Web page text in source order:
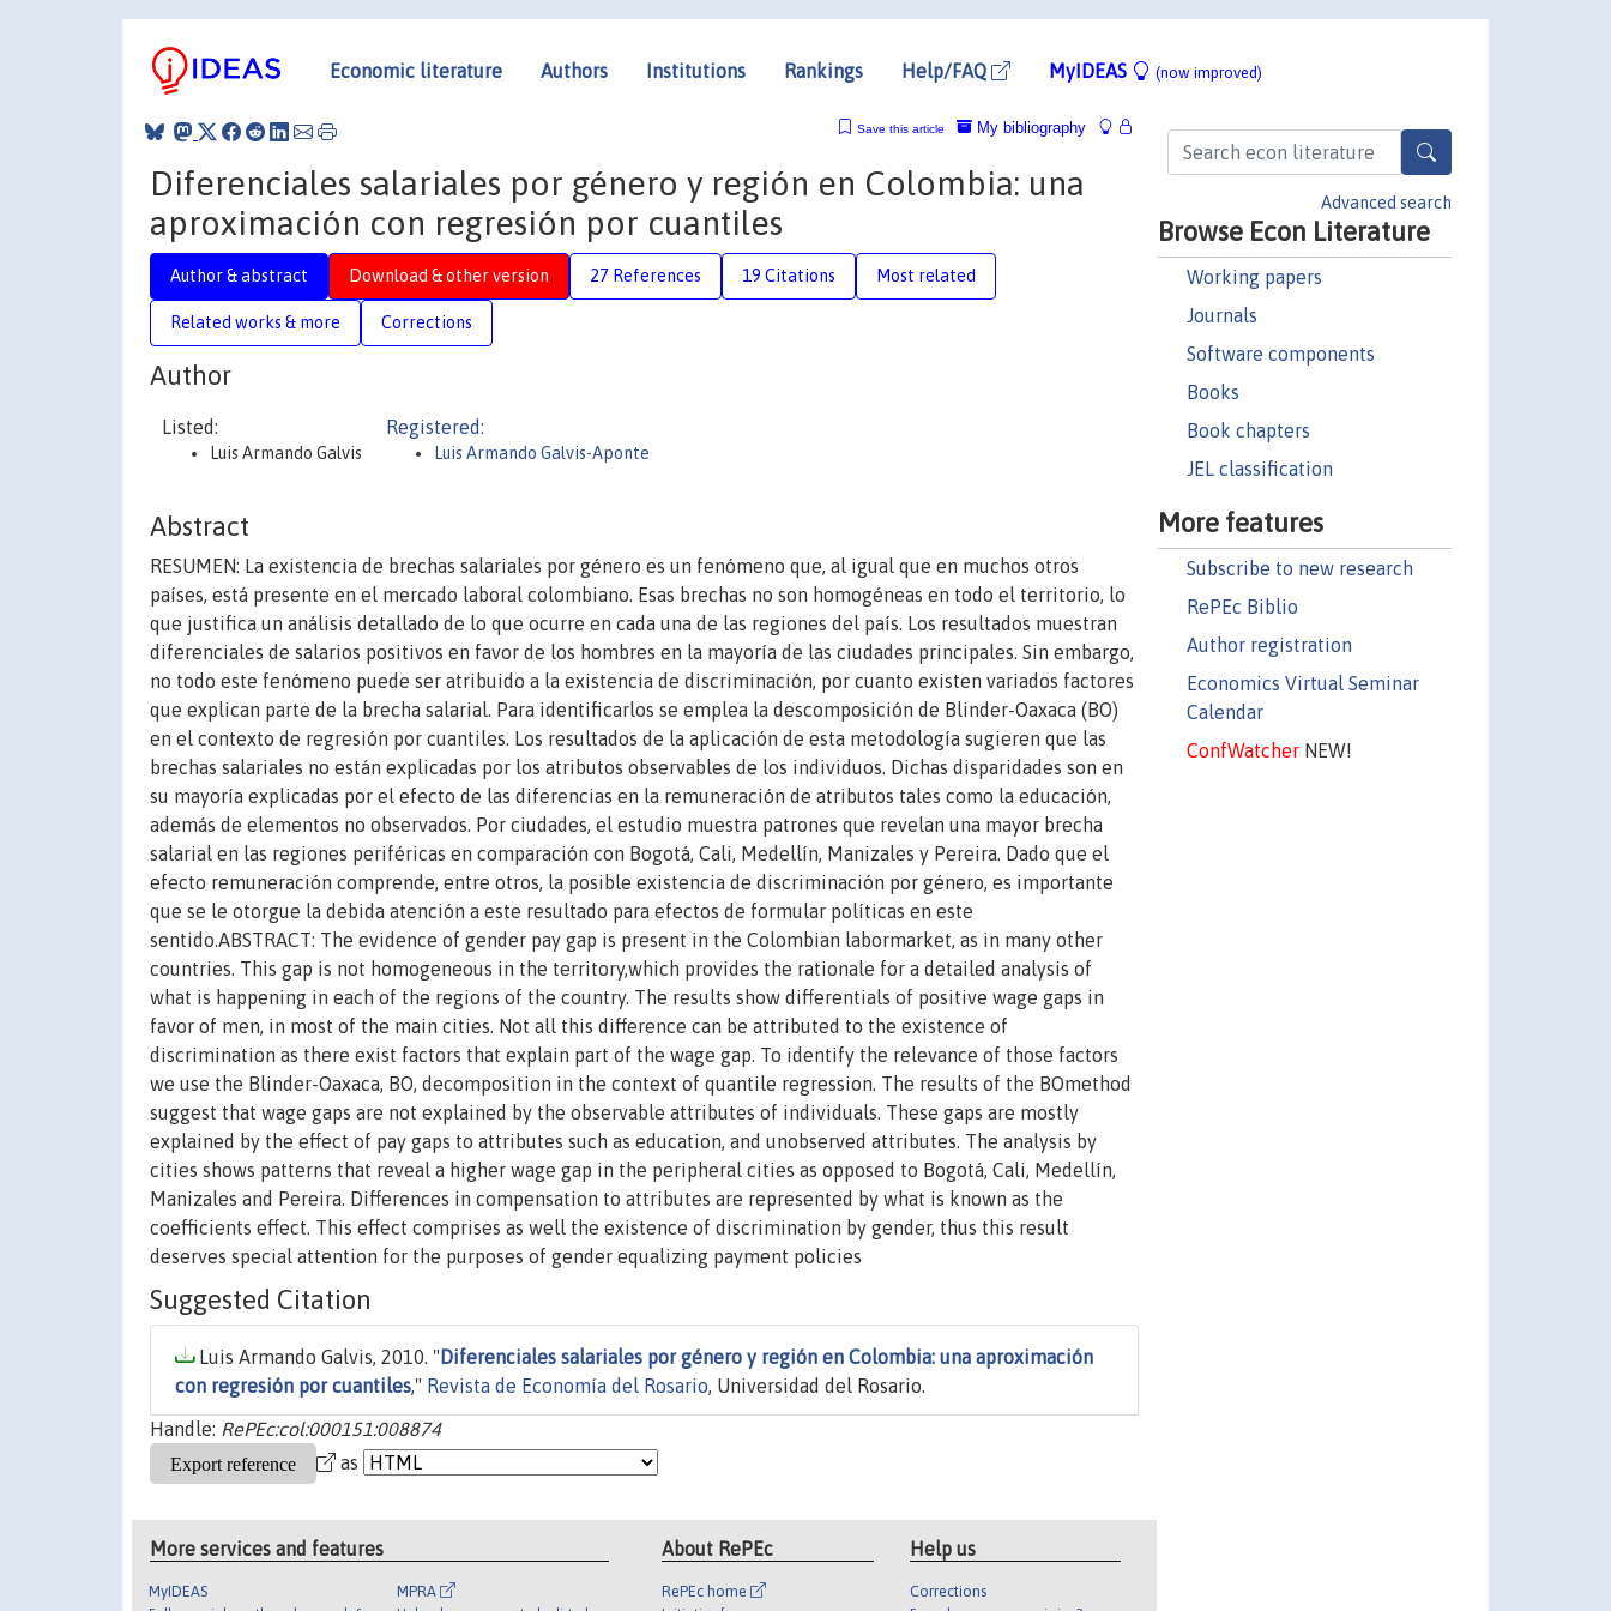
Economic literature Authors Institutions Rankings Help/FAQ MyIDEAS (now improved)
Advanced search
Browse Econ Literature
Working papers
Journals
Software components
Books
Book chapters
JEL classification
More features
Subscribe to new research
RePEc Biblio
Author registration
Economics Virtual Seminar
Calendar
ConfWatcherNEW!
My bibliography
Save this article
Diferenciales salariales por género y región en Colombia: una
aproximación con regresión por cuantiles
Author & abstract Download & other version 27 References 19 Citations Most related
Related works & more Corrections
Author
Listed:
Luis Armando Galvis
Registered:
Luis Armando Galvis-Aponte
Abstract
RESUMEN: La existencia de brechas salariales por género es un fenómeno que, al igual que en muchos otros
países, está presente en el mercado laboral colombiano. Esas brechas no son homogéneas en todo el territorio, lo
que justifica un análisis detallado de lo que ocurre en cada una de las regiones del país. Los resultados muestran
diferenciales de salarios positivos en favor de los hombres en la mayoría de las ciudades principales. Sin embargo,
no todo este fenómeno puede ser atribuido a la existencia de discriminación, por cuanto existen variados factores
que explican parte de la brecha salarial. Para identificarlos se emplea la descomposición de Blinder-Oaxaca (BO)
en el contexto de regresión por cuantiles. Los resultados de la aplicación de esta metodología sugieren que las
brechas salariales no están explicadas por los atributos observables de los individuos. Dichas disparidades son en
su mayoría explicadas por el efecto de las diferencias en la remuneración de atributos tales como la educación,
además de elementos no observados. Por ciudades, el estudio muestra patrones que revelan una mayor brecha
salarial en las regiones periféricas en comparación con Bogotá, Cali, Medellín, Manizales y Pereira. Dado que el
efecto remuneración comprende, entre otros, la posible existencia de discriminación por género, es importante
que se le otorgue la debida atención a este resultado para efectos de formular políticas en este
sentido.ABSTRACT: The evidence of gender pay gap is present in the Colombian labormarket, as in many other
countries. This gap is not homogeneous in the territory,which provides the rationale for a detailed analysis of
what is happening in each of the regions of the country. The results show differentials of positive wage gaps in
favor of men, in most of the main cities. Not all this difference can be attributed to the existence of
discrimination as there exist factors that explain part of the wage gap. To identify the relevance of those factors
we use the Blinder-Oaxaca, BO, decomposition in the context of quantile regression. The results of the BOmethod
suggest that wage gaps are not explained by the observable attributes of individuals. These gaps are mostly
explained by the effect of pay gaps to attributes such as education, and unobserved attributes. The analysis by
cities shows patterns that reveal a higher wage gap in the peripheral cities as opposed to Bogotá, Cali, Medellín,
Manizales and Pereira. Differences in compensation to attributes are represented by what is known as the
coefficients effect. This effect comprises as well the existence of discrimination by gender, thus this result
deserves special attention for the purposes of gender equalizing payment policies
Suggested Citation
Luis Armando Galvis, 2010. " Diferenciales salariales por género y región en Colombia: una aproximación
con regresión por cuantiles," Revista de Economía del Rosario, Universidad del Rosario.
Handle: RePEc:col:000151:008874
as
More services and features
MyIDEAS MPRA
About RePEc
RePEc home
Help us
Corrections